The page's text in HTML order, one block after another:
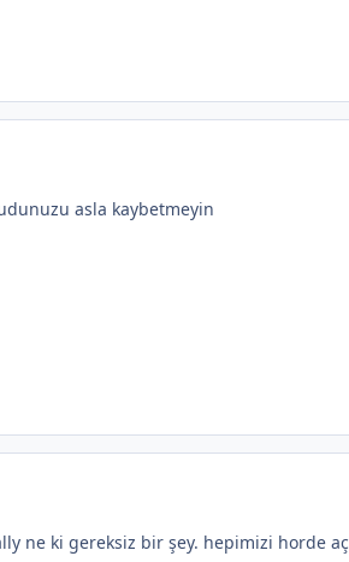
asla kaybetmeyin
ne ki gereksiz bir şey. hepimizi horde